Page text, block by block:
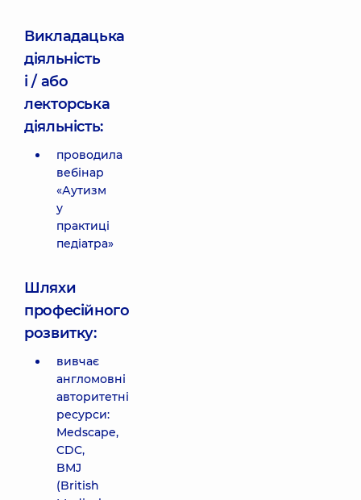
Викладацька
діяльність
і / або
лекторська
діяльність:
проводила
вебінар
«Аутизм
у
практиці
педіатра»
Шляхи
професійного
розвитку:
вивчає
англомовні
авторитетні
ресурси:
Medscape,
CDC,
BMJ
(British